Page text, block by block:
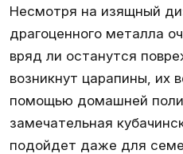
Несмотря на изящный
драгоценного металла
вряд ли останутся
возникнут царапины, их
помощью домашней
замечательная
подойдет даже для